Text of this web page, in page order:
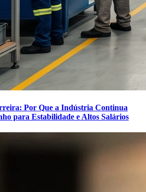
Por Que a Indústria Continua
para Estabilidade e Altos Salários